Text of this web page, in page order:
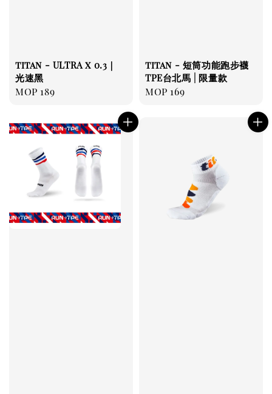
titan - ULTRA x 0.3｜
光速黑
Regular
MOP 189
titan - 短筒功能跑步襪
TPE台北馬 | 限量款
Regular
MOP 169